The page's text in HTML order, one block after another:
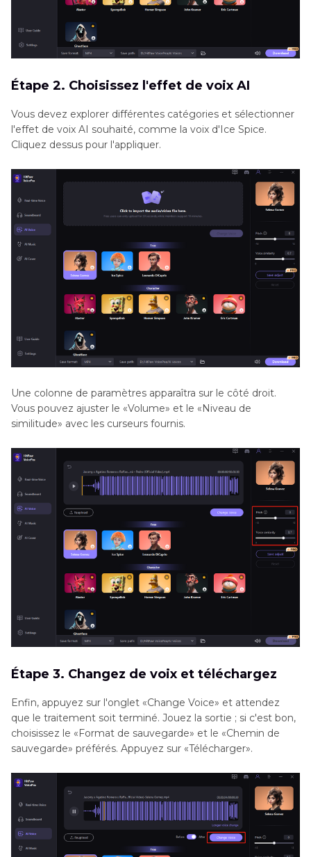
Étape 2. Choisissez l'effet de voix AI
Vous devez explorer différentes catégories et sélectionner
l'effet de voix AI souhaité, comme la voix d'Ice Spice.
Cliquez dessus pour l'appliquer.
Une colonne de paramètres apparaîtra sur le côté droit.
Vous pouvez ajuster le «Volume» et le «Niveau de
similitude» avec les curseurs fournis.
Étape 3. Changez de voix et téléchargez
Enfin, appuyez sur l'onglet «Change Voice» et attendez
que le traitement soit terminé. Jouez la sortie ; si c'est bon,
choisissez le «Format de sauvegarde» et le «Chemin de
sauvegarde» préférés. Appuyez sur «Télécharger».